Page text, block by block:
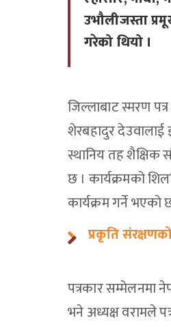
उभौलीजस्ता
गरेको थियो ।
जिल्लाबाट स्मरण
शेरबहादुर देउवालाई
स्थानिय तह शैक्षिक
छ । कार्यक्रमको
कार्यक्रम गर्ने भएको
प्रकृति
पत्रकार सम्मेलनमा
भने अध्यक्ष वरामले